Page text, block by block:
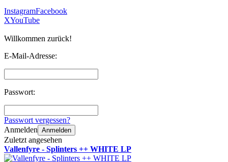
InstagramFacebook
XYouTube
Willkommen zurück!
E-Mail-Adresse:
Passwort:
Passwort vergessen?
Anmelden Anmelden
Zuletzt angesehen
Vallenfyre - Splinters ++ WHITE LP